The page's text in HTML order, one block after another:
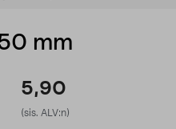
mm
5,90
(sis. ALV:n)